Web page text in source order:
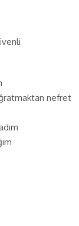
nefret